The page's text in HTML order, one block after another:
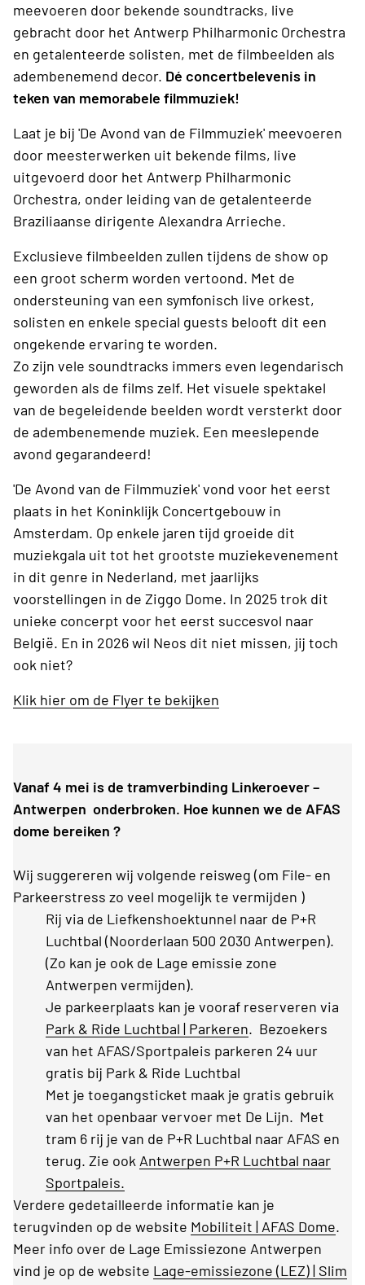
meevoeren door bekende soundtracks, live
gebracht door het Antwerp Philharmonic Orchestra
en getalenteerde solisten, met de filmbeelden als
adembenemend decor. Dé concertbelevenis in
teken van memorabele filmmuziek!
Laat je bij 'De Avond van de Filmmuziek' meevoeren
door meesterwerken uit bekende films, live
uitgevoerd door het Antwerp Philharmonic
Orchestra, onder leiding van de getalenteerde
Braziliaanse dirigente Alexandra Arrieche.
Exclusieve filmbeelden zullen tijdens de show op
een groot scherm worden vertoond. Met de
ondersteuning van een symfonisch live orkest,
solisten en enkele special guests belooft dit een
ongekende ervaring te worden.
Zo zijn vele soundtracks immers even legendarisch
geworden als de films zelf. Het visuele spektakel
van de begeleidende beelden wordt versterkt door
de adembenemende muziek. Een meeslepende
avond gegarandeerd!
'De Avond van de Filmmuziek' vond voor het eerst
plaats in het Koninklijk Concertgebouw in
Amsterdam. Op enkele jaren tijd groeide dit
muziekgala uit tot het grootste muziekevenement
in dit genre in Nederland, met jaarlijks
voorstellingen in de Ziggo Dome. In 2025 trok dit
unieke concerpt voor het eerst succesvol naar
België. En in 2026 wil Neos dit niet missen, jij toch
ook niet?
Klik hier om de Flyer te bekijken
Vanaf 4 mei is de tramverbinding Linkeroever –
Antwerpen onderbroken. Hoe kunnen we de AFAS
dome bereiken ?
Wij suggereren wij volgende reisweg (om File- en
Parkeerstress zo veel mogelijk te vermijden )
Rij via de Liefkenshoektunnel naar de P+R
Luchtbal (Noorderlaan 500 2030 Antwerpen).
(Zo kan je ook de Lage emissie zone
Antwerpen vermijden).
Je parkeerplaats kan je vooraf reserveren via
Park & Ride Luchtbal | Parkeren. Bezoekers
van het AFAS/Sportpaleis parkeren 24 uur
gratis bij Park & Ride Luchtbal
Met je toegangsticket maak je gratis gebruik
van het openbaar vervoer met De Lijn. Met
tram 6 rij je van de P+R Luchtbal naar AFAS en
terug. Zie ook Antwerpen P+R Luchtbal naar
Sportpaleis.
Verdere gedetailleerde informatie kan je
terugvinden op de website Mobiliteit | AFAS Dome.
Meer info over de Lage Emissiezone Antwerpen
vind je op de website Lage-emissiezone (LEZ) | Slim